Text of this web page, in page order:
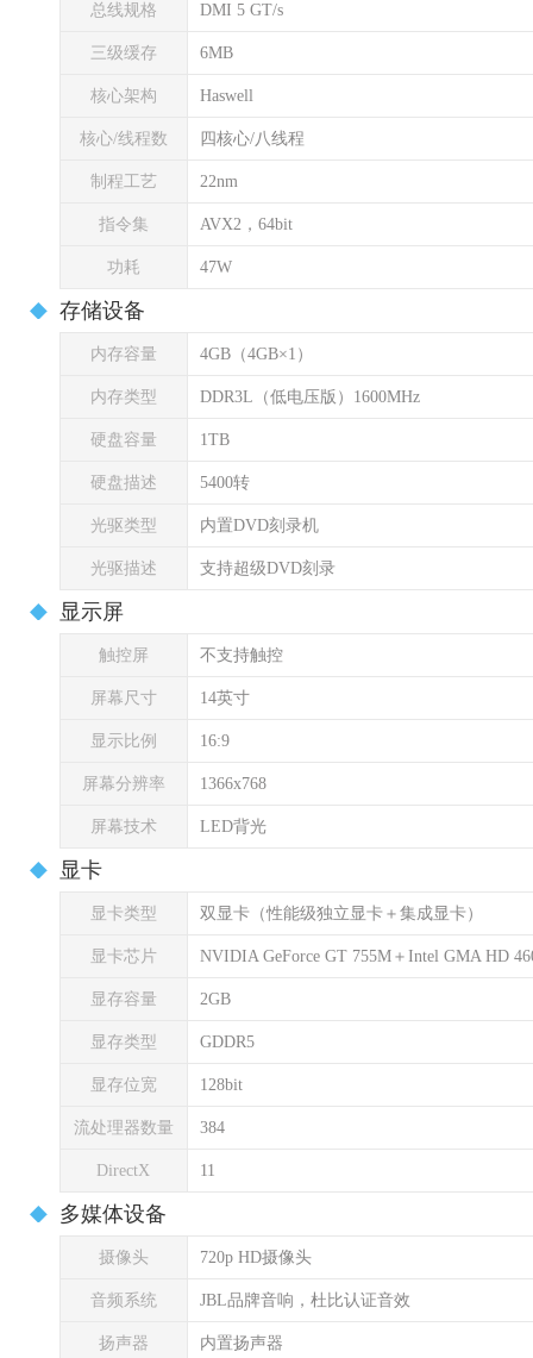
总线规格 DMI 5 GT/s
三级缓存 6MB
核心架构 Haswell
核心/线程数 四核心/八线程
制程工艺 22nm
指令集 AVX2，64bit
功耗 47W
存储设备
内存容量 4GB（4GB×1）
内存类型 DDR3L（低电压版）1600MHz
硬盘容量 1TB
硬盘描述 5400转
光驱类型 内置DVD刻录机
光驱描述 支持超级DVD刻录
显示屏
触控屏 不支持触控
屏幕尺寸 14英寸
显示比例 16:9
屏幕分辨率 1366x768
屏幕技术 LED背光
显卡
显卡类型 双显卡（性能级独立显卡＋集成显卡）
显卡芯片 NVIDIA GeForce GT 755M＋Intel GMA HD
显存容量 2GB
显存类型 GDDR5
显存位宽 128bit
流处理器数量 384
DirectX 11
多媒体设备
摄像头 720p HD摄像头
音频系统 JBL品牌音响，杜比认证音效
扬声器 内置扬声器